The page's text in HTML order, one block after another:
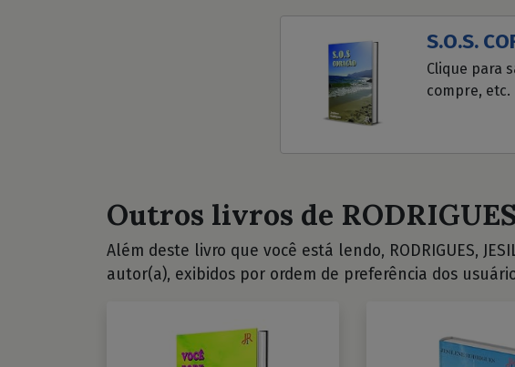
S.O.S.
Clique para
compre, etc.
Outros livros de
Além deste livro que você está lendo, RODRIGUES,
autor(a), exibidos por ordem de preferência dos